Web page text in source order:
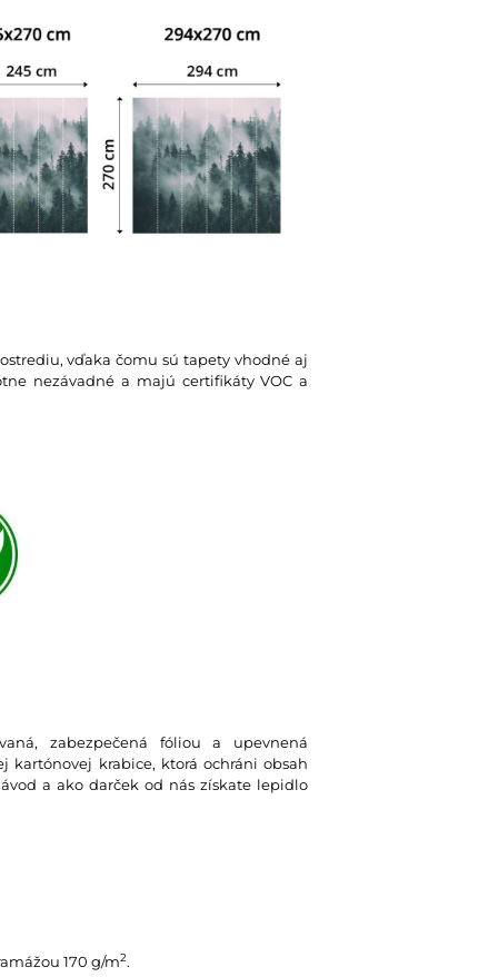
vďaka čomu sú tapety vhodné aj
nezávadné a majú certifikáty VOC a
zabezpečená fóliou a upevnená
kartónovej krabice, ktorá ochráni obsah
a ako darček od nás získate lepidlo
170 g/m2.